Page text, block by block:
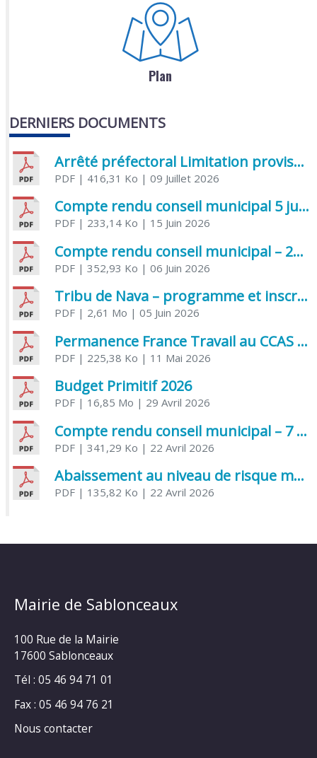
Plan
DERNIERS DOCUMENTS
Arrêté préfectoral Limitation provisoire des usages de l’eau
PDF| 416,31 Ko | 09 Juillet 2026
Compte rendu conseil municipal 5 juin 2026 sénatoriale
PDF| 233,14 Ko | 15 Juin 2026
Compte rendu conseil municipal – 21 avril 2026
PDF| 352,93 Ko | 06 Juin 2026
Tribu de Nava – programme et inscriptions été 2026
PDF| 2,61 Mo | 05 Juin 2026
Permanence France Travail au CCAS de Saujon Juin 2026
PDF| 225,38 Ko | 11 Mai 2026
Budget Primitif 2026
PDF| 16,85 Mo | 29 Avril 2026
Compte rendu conseil municipal – 7 avril 2026
PDF| 341,29 Ko | 22 Avril 2026
Abaissement au niveau de risque modéré de l’Influenza aviaire
PDF| 135,82 Ko | 22 Avril 2026
Mairie de Sablonceaux
100 Rue de la Mairie
17600 Sablonceaux
Tél : 05 46 94 71 01
Fax : 05 46 94 76 21
Nous contacter